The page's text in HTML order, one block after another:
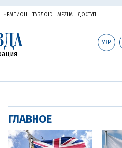
ЧЕМПИОН ТАБЛОID MEZHA ДОСТУП
УКР
ГЛАВНОЕ